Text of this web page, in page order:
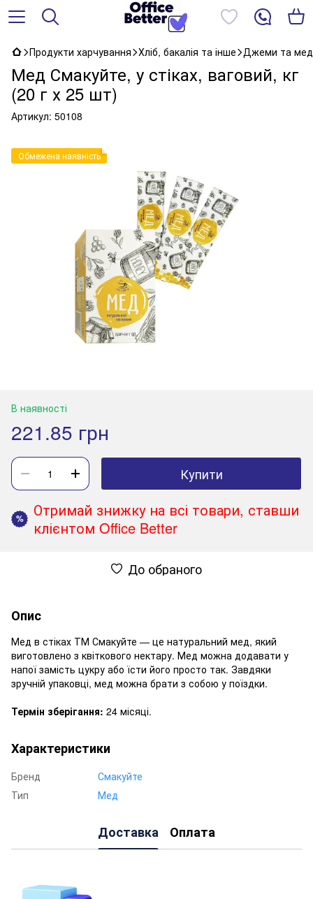
Продукти харчування Хліб, бакалія та інше Джеми та мед
Мед Смакуйте, у стіках, ваговий, кг
(20 г х 25 шт)
Артикул: 50108
Обмежена наявність
В наявності
221.85 грн
Купити
%
Отримай знижку на всі товари, ставши
клієнтом Office Better
До обраного
Опис
Мед в стіках ТМ Смакуйте — це натуральний мед, який
виготовлено з квіткового нектару. Мед можна додавати у
напої замість цукру або їсти його просто так. Завдяки
зручній упаковці, мед можна брати з собою у поїздки.
Термін зберігання: 24 місяці.
Характеристики
Бренд
Смакуйте
Тип
Мед
Доставка Оплата